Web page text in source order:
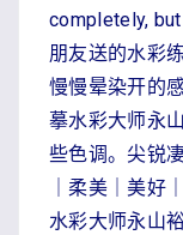
completely,
朋友送的水彩
慢慢晕染开的
摹水彩大师永
些色调。尖锐
｜柔美｜美好
水彩大师永山